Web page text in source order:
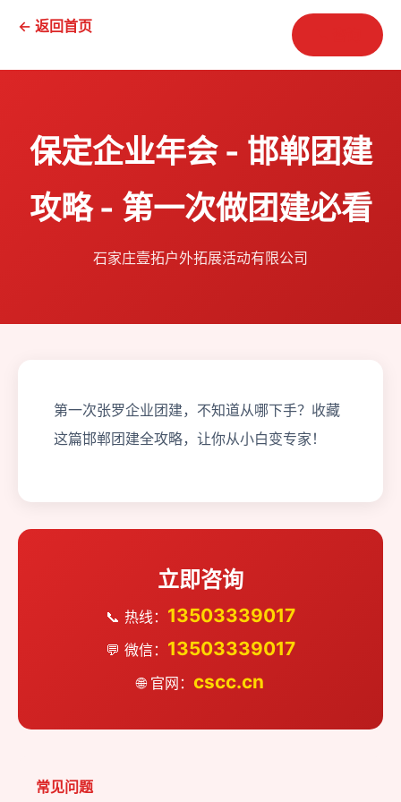
← 返回首页
保定企业年会 - 邯郸团建
攻略 - 第一次做团建必看
石家庄壹拓户外拓展活动有限公司
第一次张罗企业团建，不知道从哪下手？收藏
这篇邯郸团建全攻略，让你从小白变专家！
立即咨询
📞 热线： 13503339017
💬 微信： 13503339017
🌐 官网： cscc.cn
常见问题